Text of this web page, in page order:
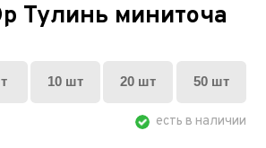
Тулинь миниточа
10 шт 20 шт 50 шт
есть в наличии